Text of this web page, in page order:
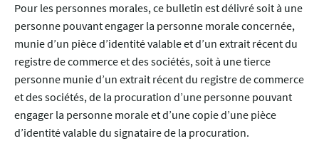
Pour les personnes morales, ce bulletin est délivré soit à une
personne pouvant engager la personne morale concernée,
munie d’un pièce d’identité valable et d’un extrait récent du
registre de commerce et des sociétés, soit à une tierce
personne munie d’un extrait récent du registre de commerce
et des sociétés, de la procuration d’une personne pouvant
engager la personne morale et d’une copie d’une pièce
d’identité valable du signataire de la procuration.